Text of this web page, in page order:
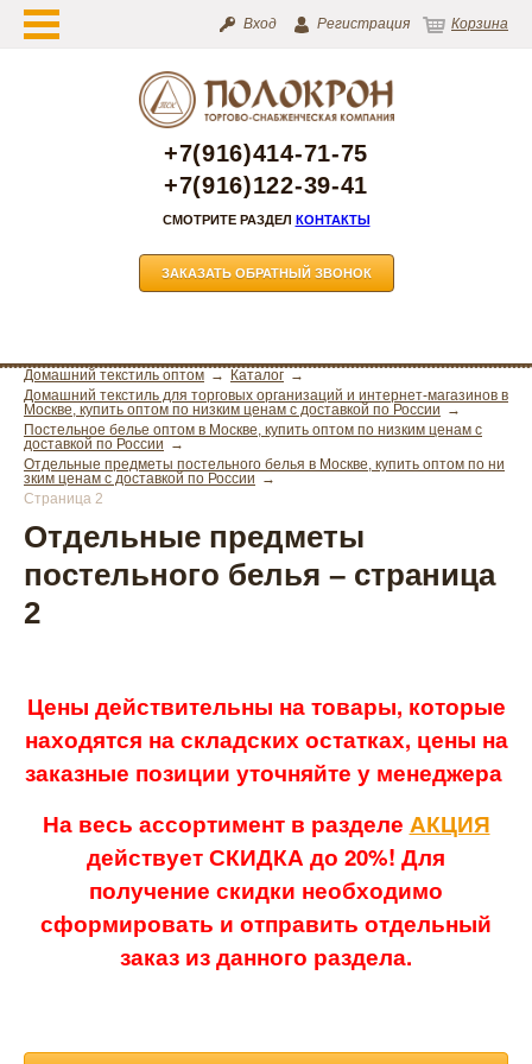
Вход Регистрация Корзина
+7(916)414-71-75
+7(916)122-39-41
СМОТРИТЕ РАЗДЕЛ КОНТАКТЫ
ЗАКАЗАТЬ ОБРАТНЫЙ ЗВОНОК
Домашний текстиль оптом
Каталог
Домашний текстиль для торговых организаций и интернет-магазинов в
Москве, купить оптом по низким ценам с доставкой по России
Постельное белье оптом в Москве, купить оптом по низким ценам с
доставкой по России
Отдельные предметы постельного белья в Москве, купить оптом по ни
зким ценам с доставкой по России
Страница 2
Отдельные предметы
постельного белья – страница
2
Цены действительны на товары, которые
находятся на складских остатках, цены на
заказные позиции уточняйте у менеджера
На весь ассортимент в разделе АКЦИЯ
действует СКИДКА до 20%! Для
получение скидки необходимо
сформировать и отправить отдельный
заказ из данного раздела.